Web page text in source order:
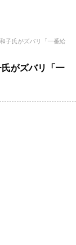
子氏がズバリ「一番給
がズバリ「一